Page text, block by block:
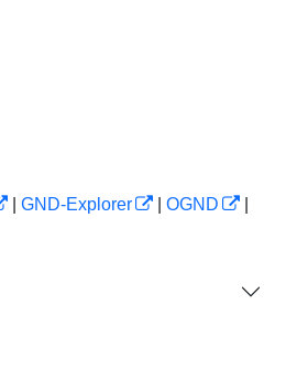
GND-Explorer OGND